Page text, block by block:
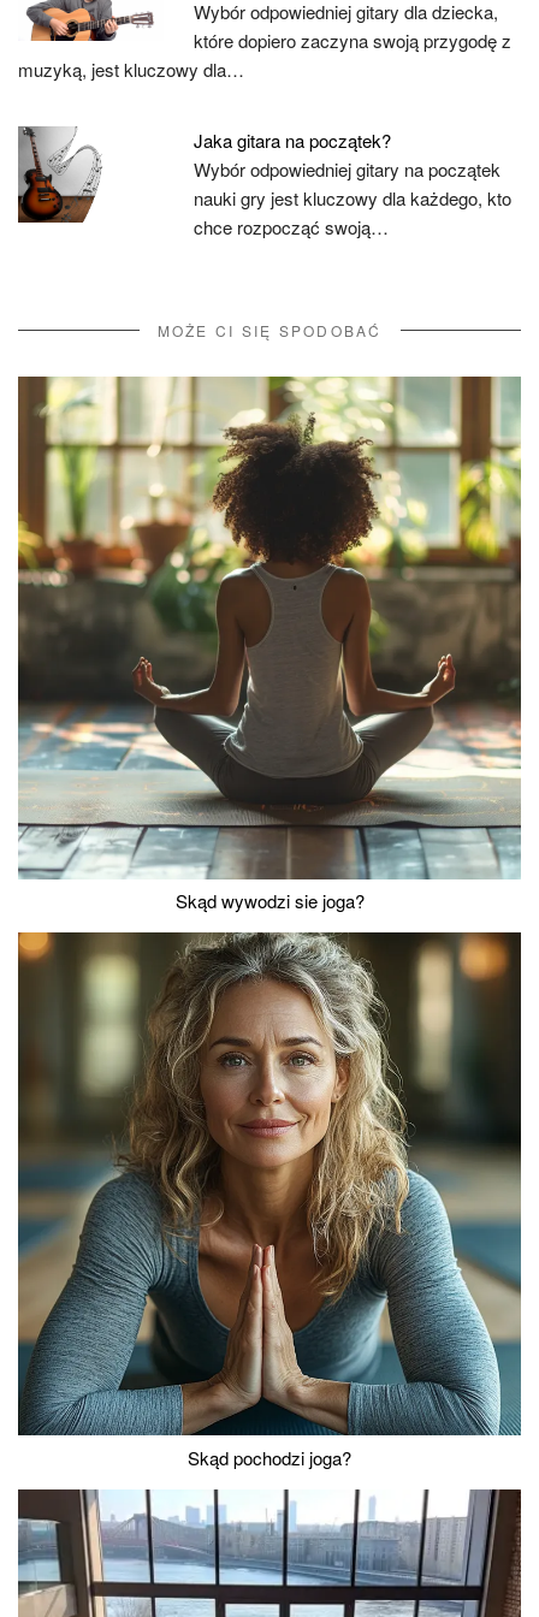
Wybór odpowiedniej gitary dla dziecka,
które dopiero zaczyna swoją przygodę z
muzyką, jest kluczowy dla…
Jaka gitara na początek?
Wybór odpowiedniej gitary na początek
nauki gry jest kluczowy dla każdego, kto
chce rozpocząć swoją…
MOŻE CI SIĘ SPODOBAĆ
Skąd wywodzi sie joga?
Skąd pochodzi joga?